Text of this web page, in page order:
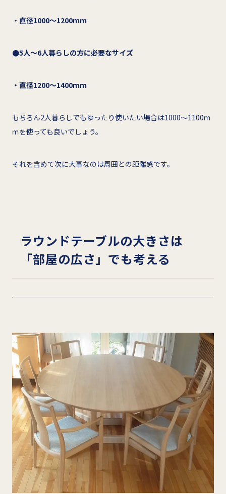
・直径1000～1200ｍｍ
●5人～6人暮らしの方に必要なサイズ
・直径1200～1400ｍｍ
もちろん2人暮らしでもゆったり使いたい場合は1000～1100ｍ
ｍを使っても良いでしょう。
それを含めて次に大事なのは周囲との距離感です。
ラウンドテーブルの大きさは
「部屋の広さ」でも考える